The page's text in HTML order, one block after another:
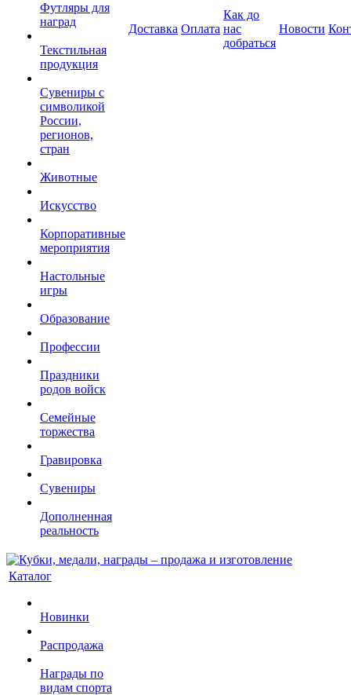
Футляры для
наград
Текстильная
продукция
Сувениры с
символикой
России,
регионов,
стран
Животные
Искусство
Корпоративные
мероприятия
Настольные
игры
Образование
Профессии
Праздники
родов войск
Семейные
торжества
Гравировка
Сувениры
Дополненная
реальность
Доставка Оплата
Как до
нас
добраться
Новости
Каталог
Новинки
Распродажа
Награды по
видам спорта